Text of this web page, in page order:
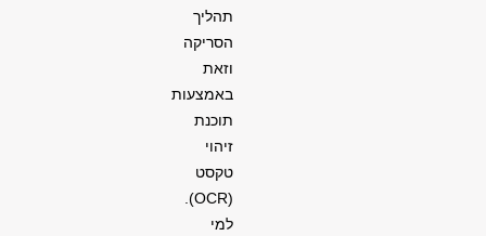
תהליך
הסריקה
וזאת
באמצעות
תוכנת
זיהוי
טקסט
(
OCR
).
למי